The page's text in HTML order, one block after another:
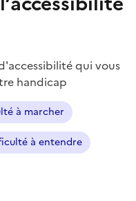
qui vous
handicap
à marcher
à entendre